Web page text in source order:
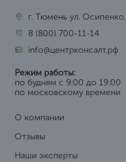
г. Тюмень ул.
8 (800) 700-11-14
info@центрконсалт.рф
Режим работы:
по будням с 9:00 до 19:00
по московскому времени
О компании
Отзывы
Наши эксперты